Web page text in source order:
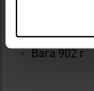
Надійний
Повністю
Вага 902 г